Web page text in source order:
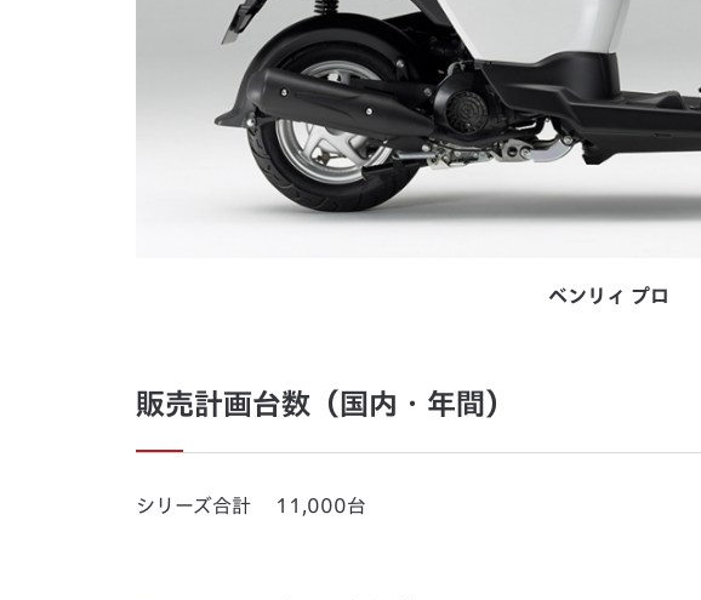
ベンリィ プロ
販売計画台数（国内・年間）
シリーズ合計 11,000台